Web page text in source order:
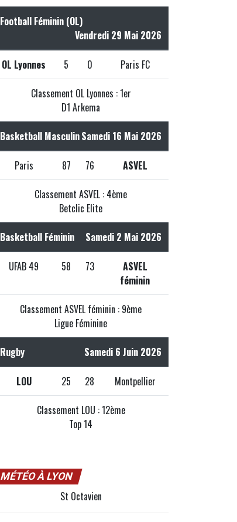
Football Féminin (OL)
Vendredi 29 Mai 2026
OL Lyonnes 5 0 Paris FC
Classement OL Lyonnes : 1er
D1 Arkema
Basketball MasculinSamedi 16 Mai 2026
Paris 87 76 ASVEL
Classement ASVEL : 4ème
Betclic Elite
Basketball Féminin Samedi 2 Mai 2026
UFAB 49 58 73
ASVEL
féminin
Classement ASVEL féminin : 9ème
Ligue Féminine
Rugby Samedi 6 Juin 2026
LOU 25 28 Montpellier
Classement LOU : 12ème
Top 14
MÉTÉO À LYON
St Octavien